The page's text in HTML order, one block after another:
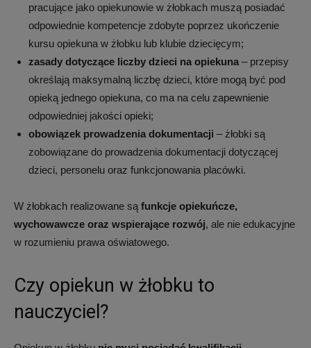
pracujące jako opiekunowie w żłobkach muszą posiadać
odpowiednie kompetencje zdobyte poprzez ukończenie
kursu opiekuna w żłobku lub klubie dziecięcym;
zasady dotyczące liczby dzieci na opiekuna – przepisy
określają maksymalną liczbę dzieci, które mogą być pod
opieką jednego opiekuna, co ma na celu zapewnienie
odpowiedniej jakości opieki;
obowiązek prowadzenia dokumentacji – żłobki są
zobowiązane do prowadzenia dokumentacji dotyczącej
dzieci, personelu oraz funkcjonowania placówki.
W żłobkach realizowane są funkcje opiekuńcze,
wychowawcze oraz wspierające rozwój, ale nie edukacyjne
w rozumieniu prawa oświatowego.
Czy opiekun w żłobku to
nauczyciel?